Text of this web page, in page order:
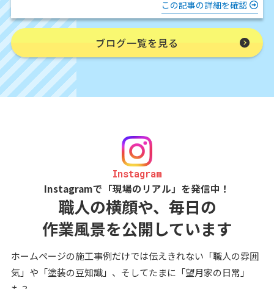
くらいかかるの？」 この…
この記事の詳細を確認
ブログ一覧を見る
Instagram
Instagramで「現場のリアル」を発信中！
職人の横顔や、毎日の
作業風景を公開しています
ホームページの施工事例だけでは伝えきれない「職人の雰囲
気」や「塗装の豆知識」、そしてたまに「望月家の日常」